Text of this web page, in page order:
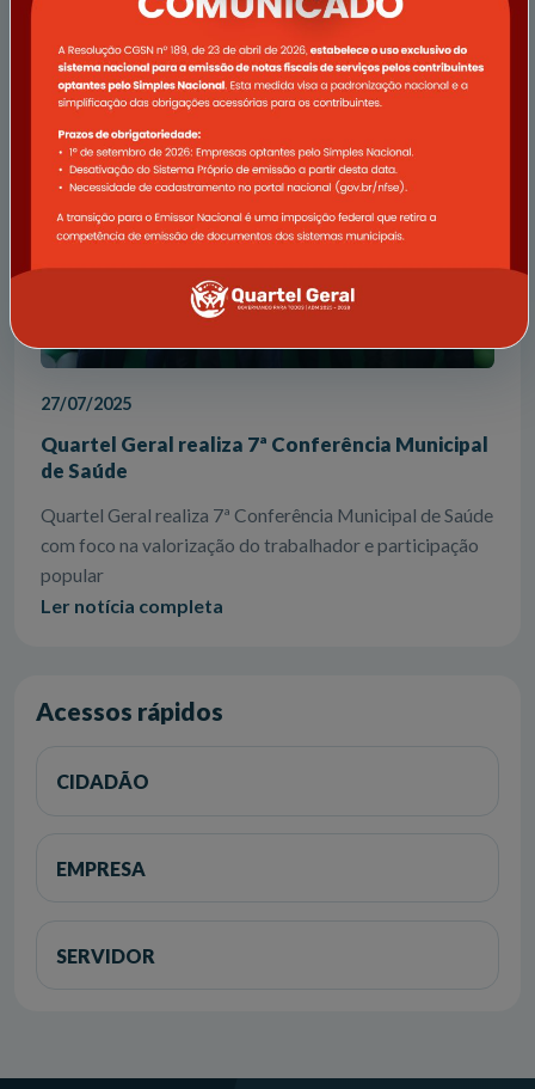
27/07/2025
Quartel Geral realiza 7ª Conferência Municipal
de Saúde
Quartel Geral realiza 7ª Conferência Municipal de Saúde
com foco na valorização do trabalhador e participação
popular
Ler notícia completa
Acessos rápidos
CIDADÃO
EMPRESA
SERVIDOR